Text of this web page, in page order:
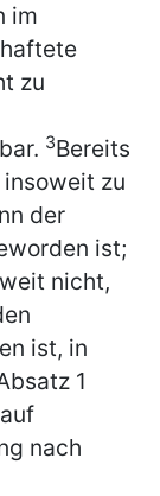
im
zu
3Bereits
zu
der
ist;
nicht,
ist, in
1
nach